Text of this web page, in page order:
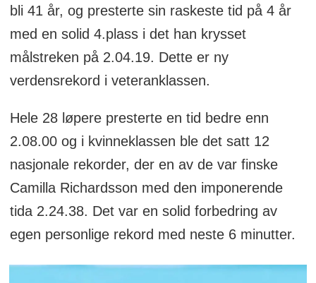
bli 41 år, og presterte sin raskeste tid på 4 år
med en solid 4.plass i det han krysset
målstreken på 2.04.19. Dette er ny
verdensrekord i veteranklassen.
Hele 28 løpere presterte en tid bedre enn
2.08.00 og i kvinneklassen ble det satt 12
nasjonale rekorder, der en av de var finske
Camilla Richardsson med den imponerende
tida 2.24.38. Det var en solid forbedring av
egen personlige rekord med neste 6 minutter.